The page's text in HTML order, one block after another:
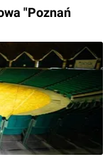
"Poznań